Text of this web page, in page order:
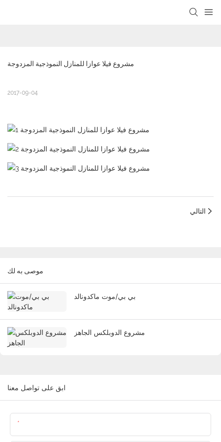
مشروع فيلا عوازا للمنازل النموذجية المزدوجة
2017-09-04
التالي
موصى به لك
بي بي/موت ماكدونالد
مشروع الدوبلكس الجاهز
ابق على تواصل معنا